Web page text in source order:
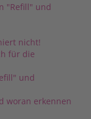
"Refill" und
nicht!
für die
und
woran erkennen